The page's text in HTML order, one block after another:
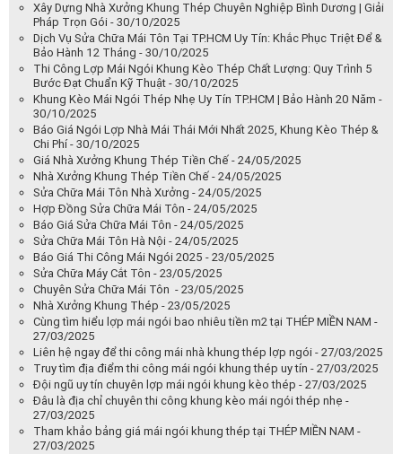
Xây Dựng Nhà Xưởng Khung Thép Chuyên Nghiệp Bình Dương | Giải
Pháp Trọn Gói - 30/10/2025
Dịch Vụ Sửa Chữa Mái Tôn Tại TP.HCM Uy Tín: Khắc Phục Triệt Để &
Bảo Hành 12 Tháng - 30/10/2025
Thi Công Lợp Mái Ngói Khung Kèo Thép Chất Lượng: Quy Trình 5
Bước Đạt Chuẩn Kỹ Thuật - 30/10/2025
Khung Kèo Mái Ngói Thép Nhẹ Uy Tín TP.HCM | Bảo Hành 20 Năm -
30/10/2025
Báo Giá Ngói Lợp Nhà Mái Thái Mới Nhất 2025, Khung Kèo Thép &
Chi Phí - 30/10/2025
Giá Nhà Xưởng Khung Thép Tiền Chế - 24/05/2025
Nhà Xưởng Khung Thép Tiền Chế - 24/05/2025
Sửa Chữa Mái Tôn Nhà Xưởng - 24/05/2025
Hợp Đồng Sửa Chữa Mái Tôn - 24/05/2025
Báo Giá Sửa Chữa Mái Tôn - 24/05/2025
Sửa Chữa Mái Tôn Hà Nội - 24/05/2025
Báo Giá Thi Công Mái Ngói 2025 - 23/05/2025
Sửa Chữa Máy Cắt Tôn - 23/05/2025
Chuyên Sửa Chữa Mái Tôn - 23/05/2025
Nhà Xưởng Khung Thép - 23/05/2025
Cùng tìm hiểu lợp mái ngói bao nhiêu tiền m2 tại THÉP MIỀN NAM -
27/03/2025
Liên hệ ngay để thi công mái nhà khung thép lợp ngói - 27/03/2025
Truy tìm địa điểm thi công mái ngói khung thép uy tín - 27/03/2025
Đội ngũ uy tín chuyên lợp mái ngói khung kèo thép - 27/03/2025
Đâu là địa chỉ chuyên thi công khung kèo mái ngói thép nhẹ -
27/03/2025
Tham khảo bảng giá mái ngói khung thép tại THÉP MIỀN NAM -
27/03/2025